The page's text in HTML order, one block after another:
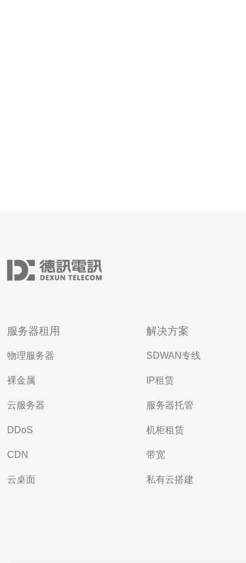
服务器租用
物理服务器
裸金属
云服务器
DDoS
CDN
云桌面
解决方案
SDWAN专线
IP租赁
服务器托管
机柜租赁
带宽
私有云搭建